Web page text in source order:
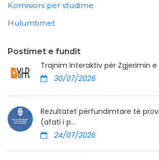
Komisioni për studime
Hulumtimet
Postimet e fundit
Trajnim Interaktiv për Zgjerimin e
30/07/2026
Rezultatet përfundimtare të
(afati i p...
24/07/2026